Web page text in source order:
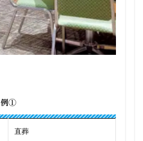
例①
直葬